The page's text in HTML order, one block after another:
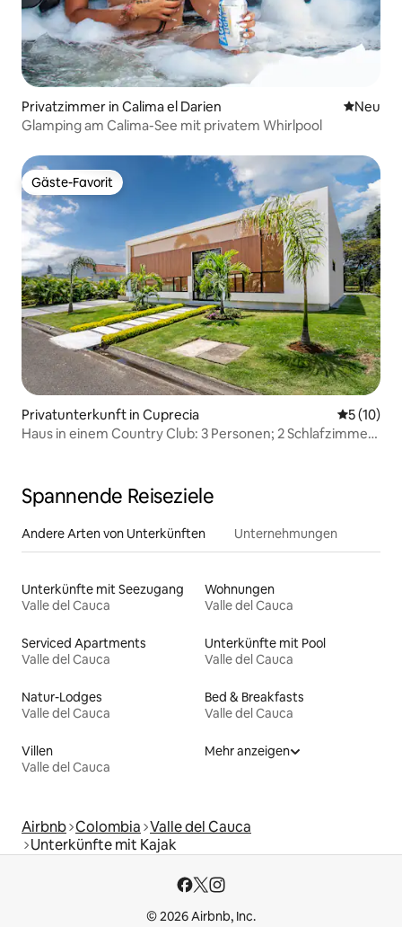
Privatzimmer in Calima el Darien Neue
Neu
Glamping am Calima-See mit privatem Whirlpool
Gäste-Favorit
Gäste-Favorit
Privatunterkunft in Cuprecia
5 (10)
Haus in einem Country Club: 3 Personen; 2 Schlafzimmer
Spannende Reiseziele
Andere Arten von Unterkünften Unternehmungen
Unterkünfte mit Seezugang
Valle del Cauca
Wohnungen
Valle del Cauca
Serviced Apartments
Valle del Cauca
Unterkünfte mit Pool
Valle del Cauca
Natur-Lodges
Valle del Cauca
Bed & Breakfasts
Valle del Cauca
Villen
Valle del Cauca
Mehr anzeigen
Airbnb Colombia Valle del Cauca
Unterkünfte mit Kajak
© 2026 Airbnb, Inc.